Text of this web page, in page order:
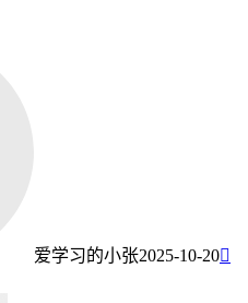
爱学习的小张2025-10-20